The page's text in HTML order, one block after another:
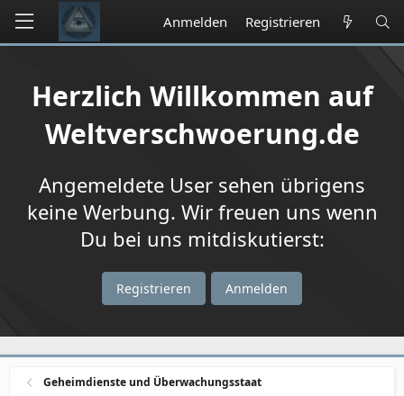
Anmelden Registrieren
Herzlich Willkommen auf
Weltverschwoerung.de
Angemeldete User sehen übrigens
keine Werbung. Wir freuen uns wenn
Du bei uns mitdiskutierst:
Registrieren Anmelden
Geheimdienste und Überwachungsstaat